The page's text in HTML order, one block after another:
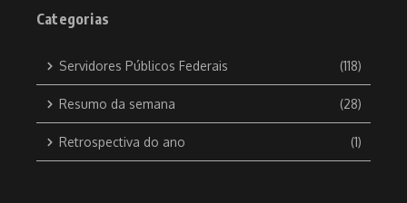
Categorias
Servidores Públicos Federais (118)
Resumo da semana (28)
Retrospectiva do ano (1)